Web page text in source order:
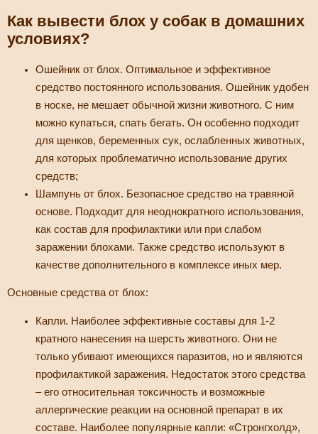
Как вывести блох у собак в домашних
условиях?
Ошейник от блох. Оптимальное и эффективное
средство постоянного использования. Ошейник удобен
в носке, не мешает обычной жизни животного. С ним
можно купаться, спать бегать. Он особенно подходит
для щенков, беременных сук, ослабленных животных,
для которых проблематично использование других
средств;
Шампунь от блох. Безопасное средство на травяной
основе. Подходит для неоднократного использования,
как состав для профилактики или при слабом
заражении блохами. Также средство используют в
качестве дополнительного в комплексе иных мер.
Основные средства от блох:
Капли. Наиболее эффективные составы для 1-2
кратного нанесения на шерсть животного. Они не
только убивают имеющихся паразитов, но и являются
профилактикой заражения. Недостаток этого средства
– его относительная токсичность и возможные
аллергические реакции на основной препарат в их
составе. Наиболее популярные капли: «Стронгхолд»,